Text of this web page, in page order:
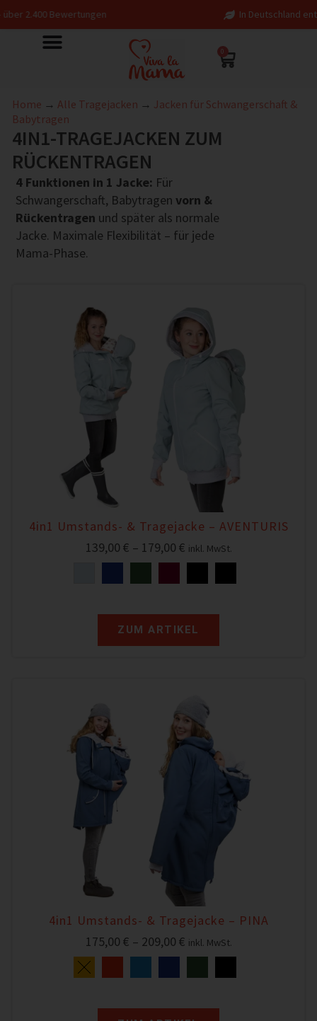
In Deutschland entworfen – fair in Europa
0
Home → Alle Tragejacken → Jacken für Schwangerschaft &
Babytragen
4IN1-TRAGEJACKEN ZUM
RÜCKENTRAGEN
4 Funktionen in 1 Jacke: Für
Schwangerschaft, Babytragen vorn &
Rückentragen und später als normale
Jacke. Maximale Flexibilität – für jede
Mama-Phase.
4in1 Umstands- & Tragejacke – AVENTURIS
139,00 € – 179,00 € inkl. MwSt.
ZUM ARTIKEL
4in1 Umstands- & Tragejacke – PINA
175,00 € – 209,00 € inkl. MwSt.